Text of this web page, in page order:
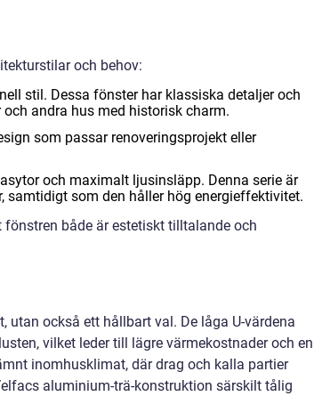
och behov:
stil. Dessa fönster har klassiska detaljer och
andra hus med historisk charm.
som passar renoveringsprojekt eller
och maximalt ljusinsläpp. Denna serie är
samtidigt som den håller hög energieffektivitet.
både är estetiskt tilltalande och
också ett hållbart val. De låga U-värdena
vilket leder till lägre värmekostnader och en
inomhusklimat, där drag och kalla partier
aluminium-trä-konstruktion särskilt tålig